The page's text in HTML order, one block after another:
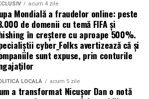
s-au concentrat în principal
orașelor gazdă, însă
că firmele pot fi afectate
nu au nicio legătură directă cu
turismului sau vânzarea de bilete.
eficiente în contextul
acum 4 zile
Mondială a fraudelor online: peste
de domenii cu temă FIFA și
în creștere cu aproape 500%.
cyber_Folks avertizează că și
sunt expuse, prin conturile
LOCALĂ acum 5 zile
a transformat Nicușor Dan o notă